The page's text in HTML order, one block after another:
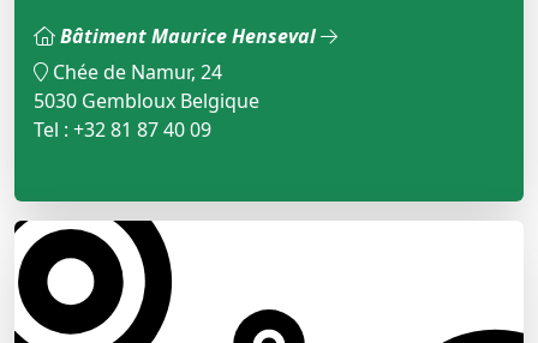
Bâtiment Maurice Henseval
Chée de Namur, 24
5030 Gembloux Belgique
Tel : +32 81 87 40 09